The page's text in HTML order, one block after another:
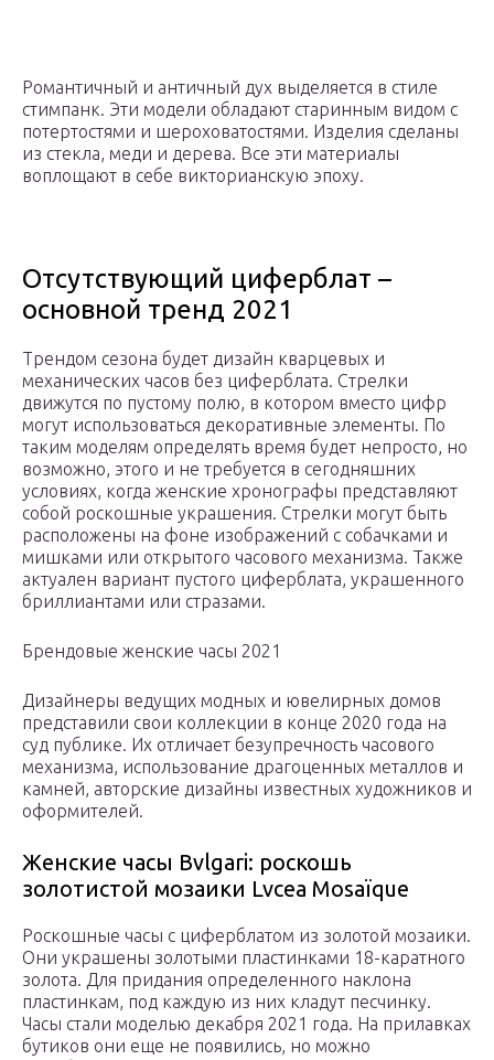
Романтичный и античный дух выделяется в стиле
стимпанк. Эти модели обладают старинным видом с
потертостями и шероховатостями. Изделия сделаны
из стекла, меди и дерева. Все эти материалы
воплощают в себе викторианскую эпоху.
Отсутствующий циферблат –
основной тренд 2021
Трендом сезона будет дизайн кварцевых и
механических часов без циферблата. Стрелки
движутся по пустому полю, в котором вместо цифр
могут использоваться декоративные элементы. По
таким моделям определять время будет непросто, но
возможно, этого и не требуется в сегодняшних
условиях, когда женские хронографы представляют
собой роскошные украшения. Стрелки могут быть
расположены на фоне изображений с собачками и
мишками или открытого часового механизма. Также
актуален вариант пустого циферблата, украшенного
бриллиантами или стразами.
Брендовые женские часы 2021
Дизайнеры ведущих модных и ювелирных домов
представили свои коллекции в конце 2020 года на
суд публике. Их отличает безупречность часового
механизма, использование драгоценных металлов и
камней, авторские дизайны известных художников и
оформителей.
Женские часы Bvlgari: роскошь
золотистой мозаики Lvcea Mosaïque
Роскошные часы с циферблатом из золотой мозаики.
Они украшены золотыми пластинками 18-каратного
золота. Для придания определенного наклона
пластинкам, под каждую из них кладут песчинку.
Часы стали моделью декабря 2021 года. На прилавках
бутиков они еще не появились, но можно